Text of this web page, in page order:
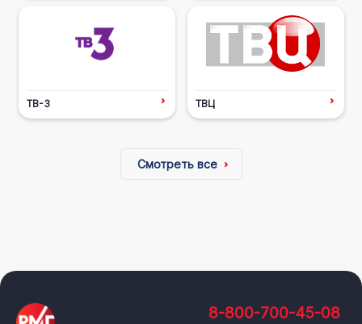
ТВ-3 ТВЦ
Смотреть все
8-800-700-45-08